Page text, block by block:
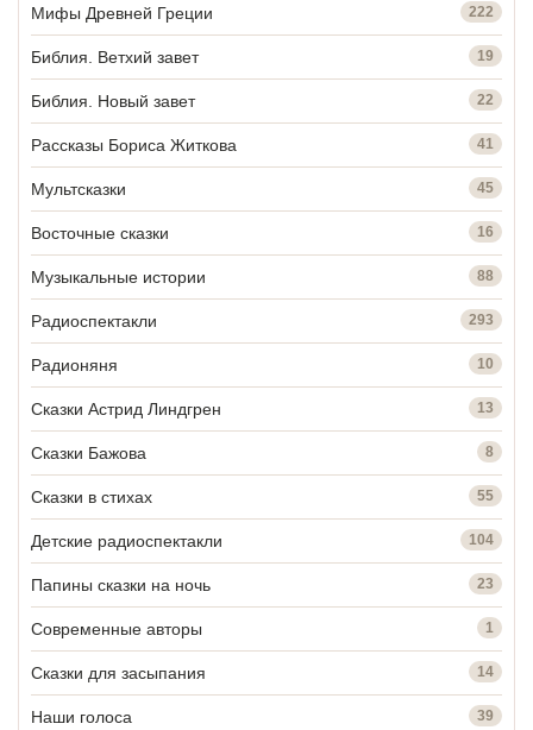
Мифы Древней Греции 222
Библия. Ветхий завет 19
Библия. Новый завет 22
Рассказы Бориса Житкова 41
Мультсказки 45
Восточные сказки 16
Музыкальные истории 88
Радиоспектакли 293
Радионяня 10
Сказки Астрид Линдгрен 13
Сказки Бажова 8
Сказки в стихах 55
Детские радиоспектакли 104
Папины сказки на ночь 23
Современные авторы 1
Сказки для засыпания 14
Наши голоса 39